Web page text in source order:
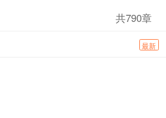
，也藏着让千万人备受煎熬的五行
共790章
最新